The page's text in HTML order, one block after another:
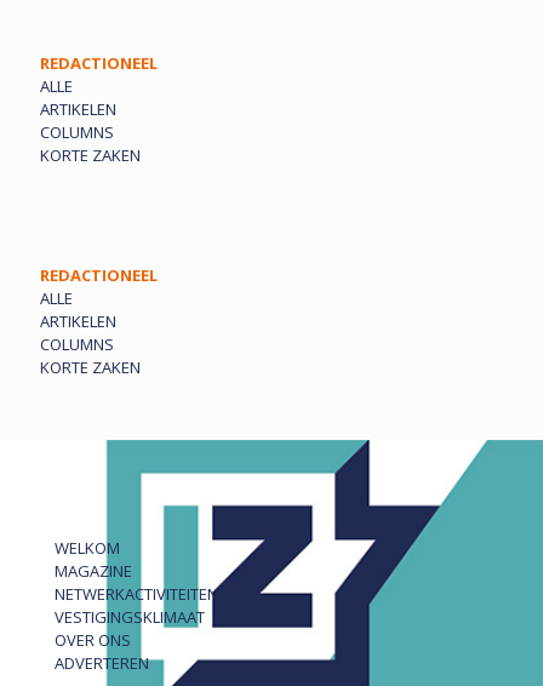
REDACTIONEEL
ALLE
ARTIKELEN
COLUMNS
KORTE ZAKEN
REDACTIONEEL
ALLE
ARTIKELEN
COLUMNS
KORTE ZAKEN
WELKOM
MAGAZINE
NETWERKACTIVITEITEN
VESTIGINGSKLIMAAT
OVER ONS
ADVERTEREN